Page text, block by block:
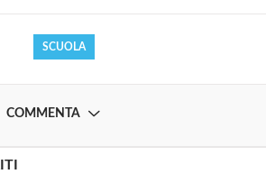
SCUOLA
COMMENTA